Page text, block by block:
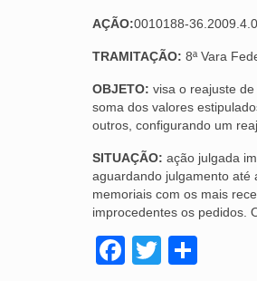
AÇÃO:0010188-
TRAMITAÇÃO: 8ª Vara
OBJETO: visa o reajuste
soma dos valores
outros, configurando um
SITUAÇÃO: ação julgada
aguardando julgamento até
memoriais com os mais
improcedentes os pedidos.
Facebook
Twitter